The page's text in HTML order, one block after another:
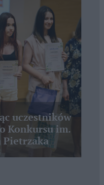
uczestników
Konkursu im.
Pietrzaka